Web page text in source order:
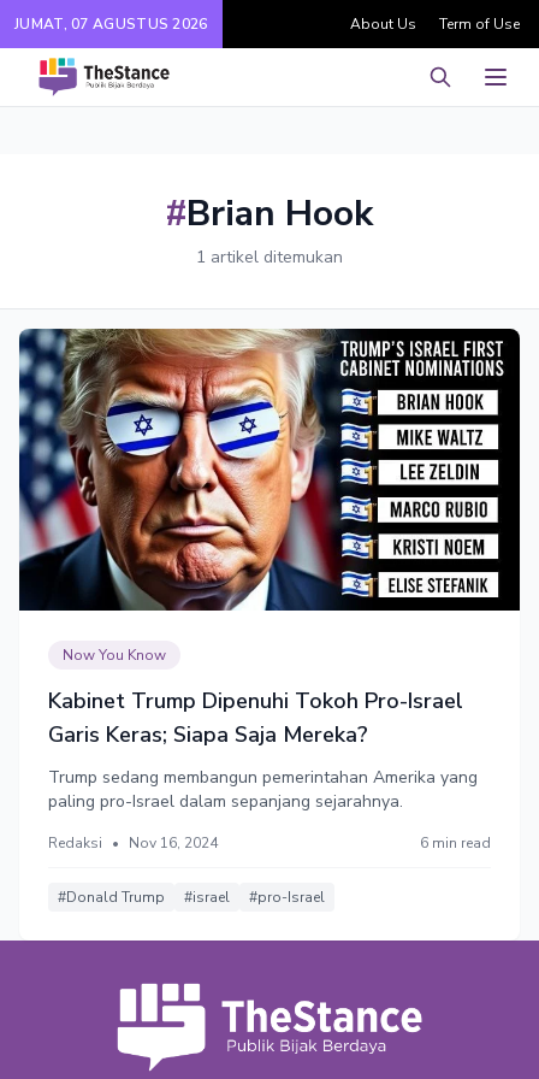
JUMAT, 07 AGUSTUS 2026 About Us Term of Use
Pencarian
#Brian Hook
1 artikel ditemukan
Now You Know
Kabinet Trump Dipenuhi Tokoh Pro-Israel
Garis Keras; Siapa Saja Mereka?
Trump sedang membangun pemerintahan Amerika yang
paling pro-Israel dalam sepanjang sejarahnya.
Redaksi • Nov 16, 2024 6 min read
#Donald Trump #israel #pro-Israel